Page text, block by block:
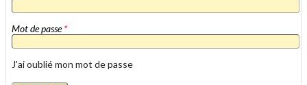
Mot de passe*
J'ai oublié mon mot de passe